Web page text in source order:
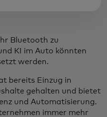
Bluetooth zu
KI im Auto könnten
werden.
bereits Einzug in
gehalten und bietet
und Automatisierung.
immer mehr